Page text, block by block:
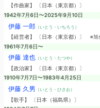
【作曲家】 〔日本（東京都）〕
1942年7月6日〜2025年9月10日
伊藤 一郎（いとう・いちろう）
【経営者】 〔日本（東京都）〕 ※旭
1961年7月6日〜
伊藤 達也（いとう・たつや）
【政治家】 〔日本（東京都）〕
1910年7月7日〜1983年4月25日
伊藤 久男 （いとう・ひさお）
【歌手】 〔日本（福島県）〕